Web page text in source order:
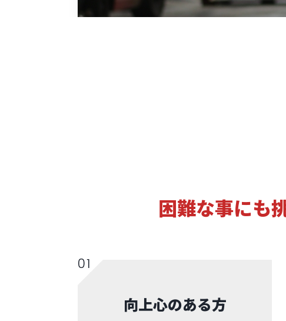
困難な事にも
向上心のある方